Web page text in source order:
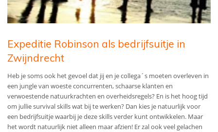
Expeditie Robinson als bedrijfsuitje in
Zwijndrecht
Heb je soms ook het gevoel dat jij en je collega´s moeten overleven in
een jungle van woeste concurrenten, schaarse klanten en
verwoestende natuurkrachten en overheidsregels? En is het hoog tijd
om jullie survival skills wat bij te werken? Dan kies je natuurlijk voor
een bedrijfsuitje waarbij je deze skills verder kunt ontwikkelen. Maar
het wordt natuurlijk niet alleen maar afzien! Er zal ook veel gelachen